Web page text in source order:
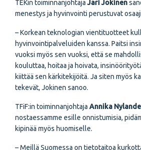
TEKin toiminnanjohtajaJari Jokinen
menestys ja hyvinvointi perustuvat
– Korkean teknologian vientituotteet
hyvinvointipalveluiden kanssa. Paitsi
vuoksi myös sen vuoksi, että se
kouluttaa, hoitaa ja hoivata,
kiittää sen kärkitekijöitä. Ja siten myös
tekevät, Jokinen sanoo.
TFiF:in toiminnanjohtaja Annika
nostaessamme esille onnistumisia,
kipinää myös huomiselle.
– Meillä Suomessa on tietotaitoa